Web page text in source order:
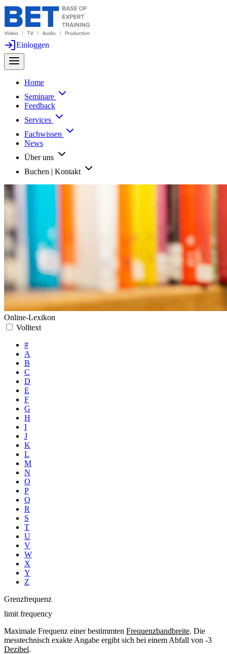
Einloggen
Home
Seminare
Feedback
Services
Fachwissen
News
Über uns
Buchen | Kontakt
Online-Lexikon
Volltext
#
A
B
C
D
E
F
G
H
I
J
K
L
M
N
O
P
Q
R
S
T
U
V
W
X
Y
Z
Grenzfrequenz
limit frequency
Maximale Frequenz einer bestimmten Frequenzbandbreite. Die
messtechnisch exakte Angabe ergibt sich bei einem Abfall von -3
Dezibel.